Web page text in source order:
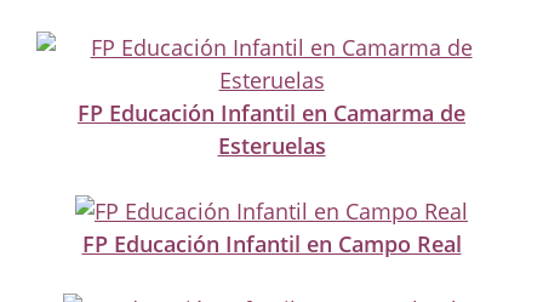
FP Educación Infantil en Camarma de
Esteruelas
FP Educación Infantil en Campo Real